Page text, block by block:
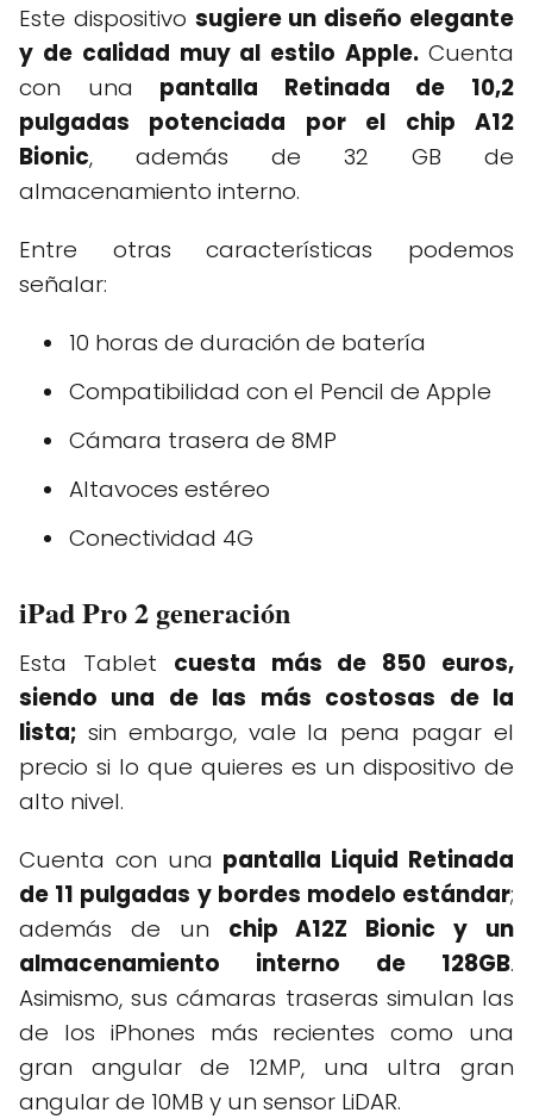
Este dispositivo sugiere un diseño elegante
y de calidad muy al estilo Apple. Cuenta
con una pantalla Retinada de 10,2
pulgadas potenciada por el chip A12
Bionic, además de 32 GB de
almacenamiento interno.
Entre otras características podemos
señalar:
10 horas de duración de batería
Compatibilidad con el Pencil de Apple
Cámara trasera de 8MP
Altavoces estéreo
Conectividad 4G
iPad Pro 2 generación
Esta Tablet cuesta más de 850 euros,
siendo una de las más costosas de la
lista; sin embargo, vale la pena pagar el
precio si lo que quieres es un dispositivo de
alto nivel.
Cuenta con una pantalla Liquid Retinada
de 11 pulgadas y bordes modelo estándar;
además de un chip A12Z Bionic y un
almacenamiento interno de 128GB.
Asimismo, sus cámaras traseras simulan las
de los iPhones más recientes como una
gran angular de 12MP, una ultra gran
angular de 10MB y un sensor LiDAR.